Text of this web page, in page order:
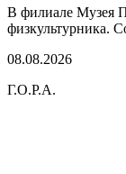
В филиале Музея
физкультурника.
08.08.2026
Г.О.Р.А.